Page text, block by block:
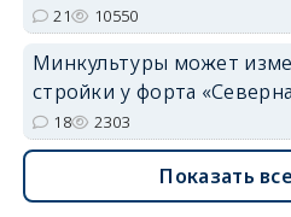
21 10550
Минкультуры может
стройки у форта
18 2303
Показать